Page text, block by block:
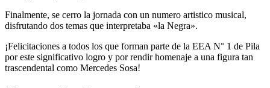
Finalmente, se cerro la jornada con un numero artistico musical,
disfrutando dos temas que interpretaba «la Negra».
¡Felicitaciones a todos los que forman parte de la EEA N° 1 de Pila
por este significativo logro y por rendir homenaje a una figura tan
trascendental como Mercedes Sosa!